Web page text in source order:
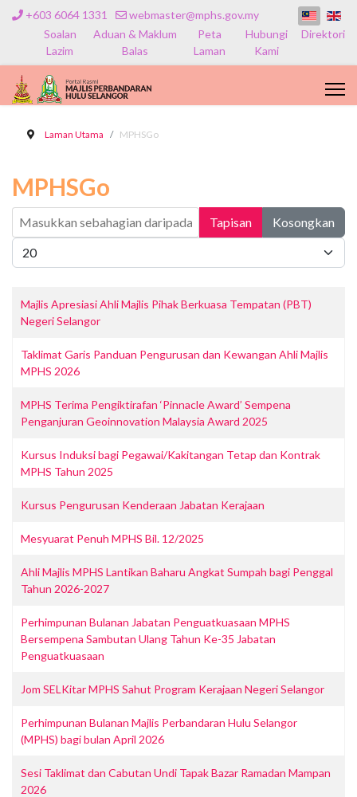
+603 6064 1331
webmaster@mphs.gov.my
Soalan
Lazim
Aduan & Maklum
Balas
Peta
Laman
Hubungi
Kami
Direktori
Laman Utama MPHSGo
MPHSGo
Tapisan Kosongkan
Papar #
Majlis Apresiasi Ahli Majlis Pihak Berkuasa Tempatan (PBT)
Negeri Selangor
Taklimat Garis Panduan Pengurusan dan Kewangan Ahli Majlis
MPHS 2026
MPHS Terima Pengiktirafan ‘Pinnacle Award’ Sempena
Penganjuran Geoinnovation Malaysia Award 2025
Kursus Induksi bagi Pegawai/Kakitangan Tetap dan Kontrak
MPHS Tahun 2025
Kursus Pengurusan Kenderaan Jabatan Kerajaan
Mesyuarat Penuh MPHS Bil. 12/2025
Ahli Majlis MPHS Lantikan Baharu Angkat Sumpah bagi Penggal
Tahun 2026-2027
Perhimpunan Bulanan Jabatan Penguatkuasaan MPHS
Bersempena Sambutan Ulang Tahun Ke-35 Jabatan
Penguatkuasaan
Jom SELKitar MPHS Sahut Program Kerajaan Negeri Selangor
Perhimpunan Bulanan Majlis Perbandaran Hulu Selangor
(MPHS) bagi bulan April 2026
Sesi Taklimat dan Cabutan Undi Tapak Bazar Ramadan Mampan
2026